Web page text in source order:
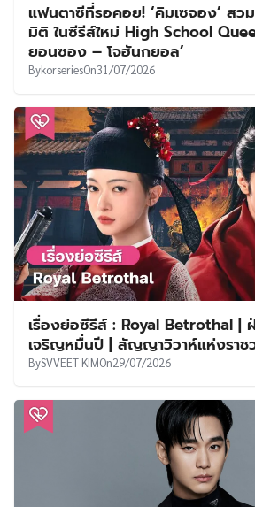
แฟนตาซีที่รอคอย! ‘คิมเซจอง’ สว
มิติ ในซีรีส์ใหม่ High School
ยอนซอง – โจฮันกยอล’
BykorseriesOn31/07/2026
เรื่องย่อซีรีส์ : Royal Betrothal |
เจริญหมื่นปี | สัญญาวิวาห์แห่งรา
BySVVEET KIMOn29/07/2026